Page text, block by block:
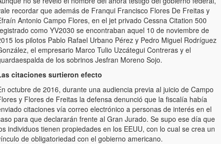
recordar que además de Franqui Francisco Flores De Freitas y
Antonio Campo Flores, en el jet privado Cessna Citation 500
como YV2030 se encontraban aquel 10 de noviembre de
los pilotos Pablo Rafael Urbano Pérez y Pedro Miguel Rodríguez
el empresario Marco Tulio Uzcátegui Contreras y el
de los sobrinos Jesfran Moreno Sojo.
citaciones surtieron efecto
octubre de 2016, durante una audiencia previa al juicio de Campo
y Flores de Freitas la defensa denunció que la fiscalía había
citaciones vía correo electrónico a personas de interés en el
para que declararán frente al Gran Jurado. Se supo ese día que
individuos tienen propiedades en los EEUU, con lo cual se crea un
de obligatoriedad con el gobierno americano.